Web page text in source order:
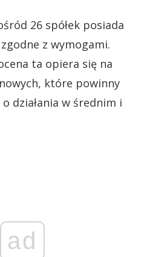
26 spółek posiada
z wymogami.
ta opiera się na
które powinny
działania w średnim i
ad